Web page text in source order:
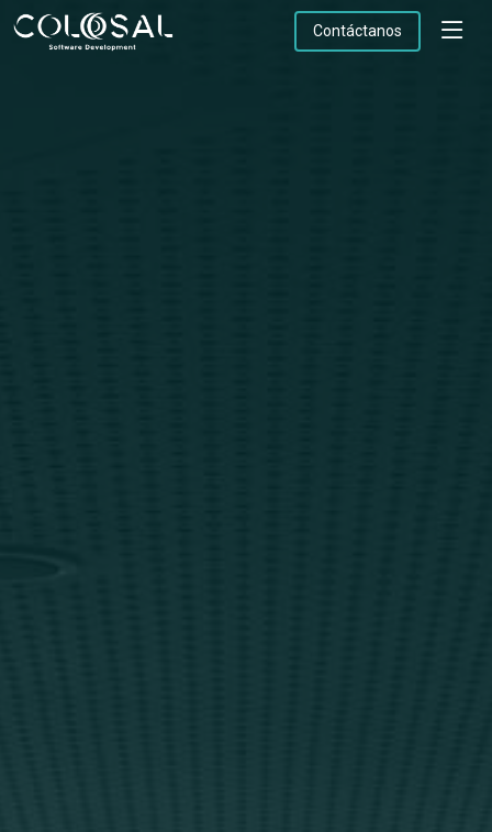
Contáctanos